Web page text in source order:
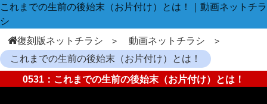
これまでの生前の後始末（お片付け）とは！｜動画ネットチラ
シ
復刻版ネットチラシ
動画ネットチラシ
これまでの生前の後始末（お片付け）とは！
0531：これまでの生前の後始末（お片付け）とは！